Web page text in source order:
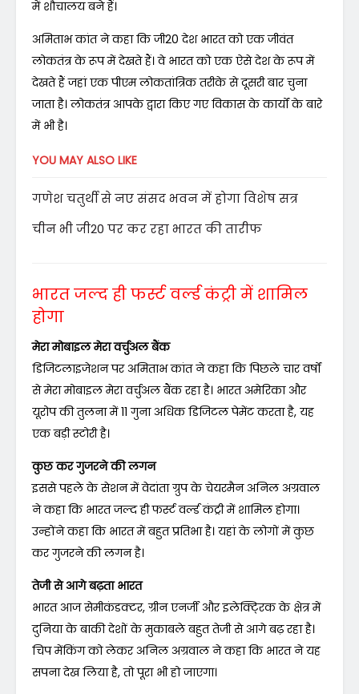
में शौचालय बने हैं।
अमिताभ कांत ने कहा कि जी20 देश भारत को एक जीवंत
लोकतंत्र के रूप में देखते हैं। वे भारत को एक ऐसे देश के रूप में
देखते हैं जहां एक पीएम लोकतांत्रिक तरीके से दूसरी बार चुना
जाता है। लोकतंत्र आपके द्वारा किए गए विकास के कार्यों के बारे
में भी है।
YOU MAY ALSO LIKE
गणेश चतुर्थी से नए संसद भवन में होगा विशेष सत्र
चीन भी जी20 पर कर रहा भारत की तारीफ
भारत जल्द ही फर्स्ट वर्ल्ड कंट्री में शामिल
होगा
मेरा मोबाइल मेरा वर्चुअल बैंक
डिजिटलाइजेशन पर अमिताभ कांत ने कहा कि पिछले चार वर्षों
से मेरा मोबाइल मेरा वर्चुअल बैंक रहा है। भारत अमेरिका और
यूरोप की तुलना में 11 गुना अधिक डिजिटल पेमेंट करता है, यह
एक बड़ी स्टोरी है।
कुछ कर गुजरने की लगन
इससे पहले के सेशन में वेदांता ग्रुप के चेयरमैन अनिल अग्रवाल
ने कहा कि भारत जल्द ही फर्स्ट वर्ल्ड कंट्री में शामिल होगा।
उन्होंने कहा कि भारत में बहुत प्रतिभा है। यहां के लोगों में कुछ
कर गुजरने की लगन है।
तेजी से आगे बढ़ता भारत
भारत आज सेमीकंडक्टर, ग्रीन एनर्जी और इलेक्टि्रक के क्षेत्र में
दुनिया के बाकी देशों के मुकाबले बहुत तेजी से आगे बढ़ रहा है।
चिप मेंकिंग को लेकर अनिल अग्रवाल ने कहा कि भारत ने यह
सपना देख लिया है, तो पूरा भी हो जाएगा।